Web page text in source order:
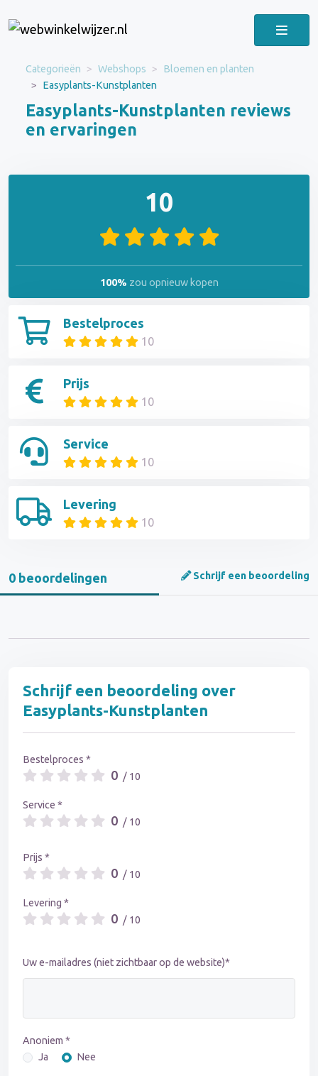
Categorieën Webshops
Bloemen en planten
Easyplants-Kunstplanten
Easyplants-Kunstplanten reviews
en ervaringen
Bestelproces
10
Prijs
10
Service
10
Levering
10
10
100% zou opnieuw kopen
0 beoordelingen Schrijf een beoordeling
Schrijf een beoordeling over
Easyplants-Kunstplanten
Bestelproces *
0 / 10
Service *
0 / 10
Prijs *
0 / 10
Levering *
0 / 10
Uw e-mailadres (niet zichtbaar op de website)*
Anoniem *
Ja
Nee